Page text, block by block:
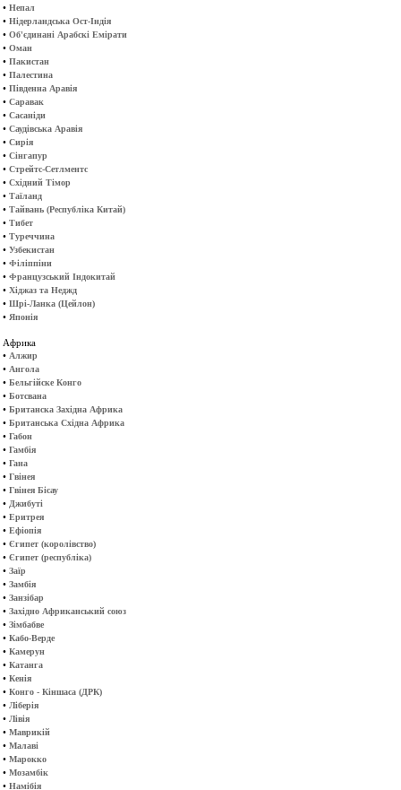
• Непал
• Нідерландська Ост-Індія
• Об'єдинані Арабскі Емірати
• Оман
• Пакистан
• Палестина
• Південна Аравія
• Саравак
• Сасаніди
• Саудівська Аравія
• Сирія
• Сінгапур
• Стрейтс-Сетлментс
• Східний Тімор
• Таїланд
• Тайвань (Республіка Китай)
• Тибет
• Туреччина
• Узбекистан
• Філіппіни
• Французський Індокитай
• Хіджаз та Неджд
• Шрі-Ланка (Цейлон)
• Японія
Африка
• Алжир
• Ангола
• Бельгійске Конго
• Ботсвана
• Британска Західна Африка
• Британська Східна Африка
• Габон
• Гамбія
• Гана
• Гвінея
• Гвінея Бісау
• Джибуті
• Еритрея
• Ефіопія
• Єгипет (королівство)
• Єгипет (республіка)
• Заїр
• Замбія
• Занзібар
• Західно Африканський союз
• Зімбабве
• Кабо-Верде
• Камерун
• Катанга
• Кенія
• Конго - Кіншаса (ДРК)
• Ліберія
• Лівія
• Маврикій
• Малаві
• Марокко
• Мозамбік
• Намібія